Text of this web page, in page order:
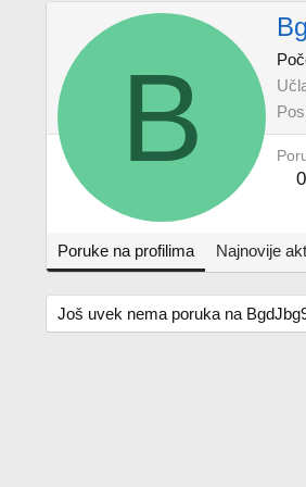
B 0
Poruke na profilima Najnovije
Još uvek nema poruka na